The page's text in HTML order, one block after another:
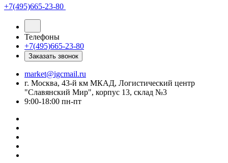
+7(495)665-23-80
Телефоны
+7(495)665-23-80
Заказать звонок
market@igcmail.ru
г. Москва, 43-й км МКАД, Логистический центр
"Славянский Мир", корпус 13, склад №3
9:00-18:00 пн-пт